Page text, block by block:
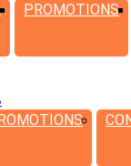
PROMOTIONS